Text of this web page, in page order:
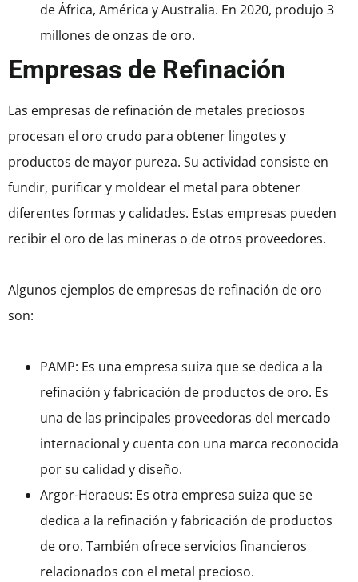
de África, América y Australia. En 2020, produjo 3
millones de onzas de oro.
Empresas de Refinación
Las empresas de refinación de metales preciosos
procesan el oro crudo para obtener lingotes y
productos de mayor pureza. Su actividad consiste en
fundir, purificar y moldear el metal para obtener
diferentes formas y calidades. Estas empresas pueden
recibir el oro de las mineras o de otros proveedores.
Algunos ejemplos de empresas de refinación de oro
son:
PAMP: Es una empresa suiza que se dedica a la
refinación y fabricación de productos de oro. Es
una de las principales proveedoras del mercado
internacional y cuenta con una marca reconocida
por su calidad y diseño.
Argor-Heraeus: Es otra empresa suiza que se
dedica a la refinación y fabricación de productos
de oro. También ofrece servicios financieros
relacionados con el metal precioso.